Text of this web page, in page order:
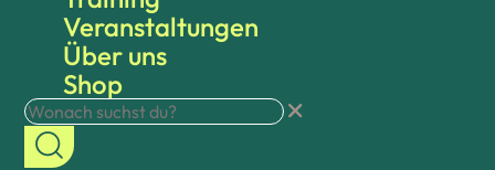
Veranstaltungen
Über uns
Shop